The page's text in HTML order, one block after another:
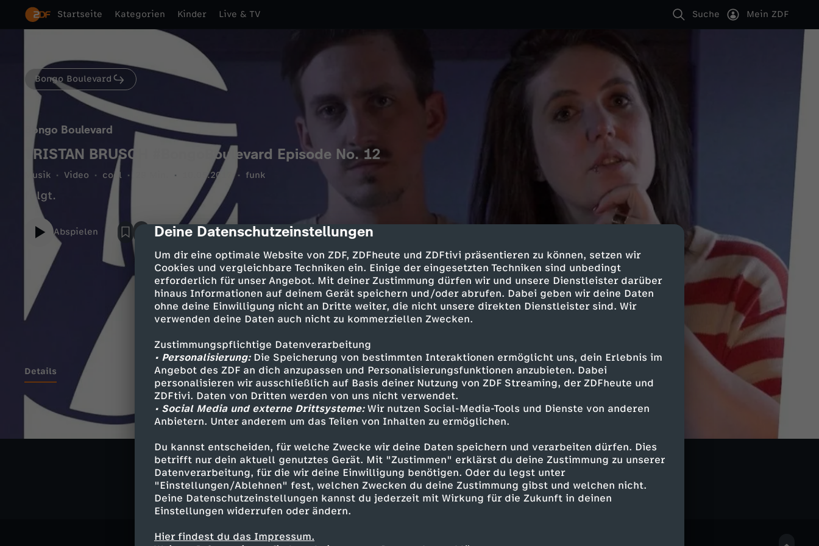
cmp-dialog-description
Deine Datenschutzeinstellungen
Um dir eine optimale Website von ZDF, ZDFheute und ZDFtivi präsentieren zu können, setzen wir
Cookies und vergleichbare Techniken ein. Einige der eingesetzten Techniken sind unbedingt
erforderlich für unser Angebot. Mit deiner Zustimmung dürfen wir und unsere Dienstleister darüber
hinaus Informationen auf deinem Gerät speichern und/oder abrufen. Dabei geben wir deine Daten
ohne deine Einwilligung nicht an Dritte weiter, die nicht unsere direkten Dienstleister sind. Wir
verwenden deine Daten auch nicht zu kommerziellen Zwecken.
Zustimmungspflichtige Datenverarbeitung
• Personalisierung:Die Speicherung von bestimmten Interaktionen ermöglicht uns, dein Erlebnis im
Angebot des ZDF an dich anzupassen und Personalisierungsfunktionen anzubieten. Dabei
personalisieren wir ausschließlich auf Basis deiner Nutzung von ZDF Streaming, der ZDFheute und
ZDFtivi. Daten von Dritten werden von uns nicht verwendet.
• Social Media und externe Drittsysteme:Wir nutzen Social-Media-Tools und Dienste von anderen
Anbietern. Unter anderem um das Teilen von Inhalten zu ermöglichen.
Du kannst entscheiden, für welche Zwecke wir deine Daten speichern und verarbeiten dürfen. Dies
betrifft nur dein aktuell genutztes Gerät. Mit "Zustimmen" erklärst du deine Zustimmung zu unserer
Datenverarbeitung, für die wir deine Einwilligung benötigen. Oder du legst unter
"Einstellungen/Ablehnen" fest, welchen Zwecken du deine Zustimmung gibst und welchen nicht.
Deine Datenschutzeinstellungen kannst du jederzeit mit Wirkung für die Zukunft in deinen
Einstellungen widerrufen oder ändern.
Hier findest du das Impressum.
Startseite Kategorien Kinder Live & TV Suche Mein ZDF
Bongo Boulevard
Bongo Boulevard
TRISTAN BRUSCH #BongoBoulevard Episode No. 12
Musik Video cool 10.05.2017 funk
folgt.
Abspielen
Details
Ähnliche Inhalte entdecken
Musik Video cool Bongo Boulevard